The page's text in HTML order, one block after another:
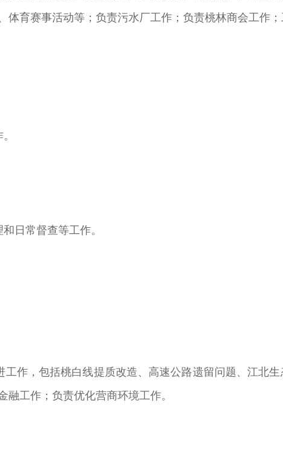
育赛事活动等；负责污水厂工作；负责桃林商会工作；
日常督查等工作。
，包括桃白线提质改造、高速公路遗留问题、江北生
工作；负责优化营商环境工作。